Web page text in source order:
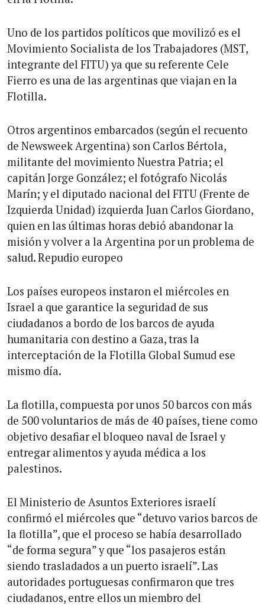
Uno de los partidos políticos que movilizó es el
Movimiento Socialista de los Trabajadores (MST,
integrante del FITU) ya que su referente Cele
Fierro es una de las argentinas que viajan en la
Flotilla.
Otros argentinos embarcados (según el recuento
de Newsweek Argentina) son Carlos Bértola,
militante del movimiento Nuestra Patria; el
capitán Jorge González; el fotógrafo Nicolás
Marín; y el diputado nacional del FITU (Frente de
Izquierda Unidad) izquierda Juan Carlos Giordano,
quien en las últimas horas debió abandonar la
misión y volver a la Argentina por un problema de
salud. Repudio europeo
Los países europeos instaron el miércoles en
Israel a que garantice la seguridad de sus
ciudadanos a bordo de los barcos de ayuda
humanitaria con destino a Gaza, tras la
interceptación de la Flotilla Global Sumud ese
mismo día.
La flotilla, compuesta por unos 50 barcos con más
de 500 voluntarios de más de 40 países, tiene como
objetivo desafiar el bloqueo naval de Israel y
entregar alimentos y ayuda médica a los
palestinos.
El Ministerio de Asuntos Exteriores israelí
confirmó el miércoles que “detuvo varios barcos de
la flotilla”, que el proceso se había desarrollado
“de forma segura” y que “los pasajeros están
siendo trasladados a un puerto israelí”. Las
autoridades portuguesas confirmaron que tres
ciudadanos, entre ellos un miembro del